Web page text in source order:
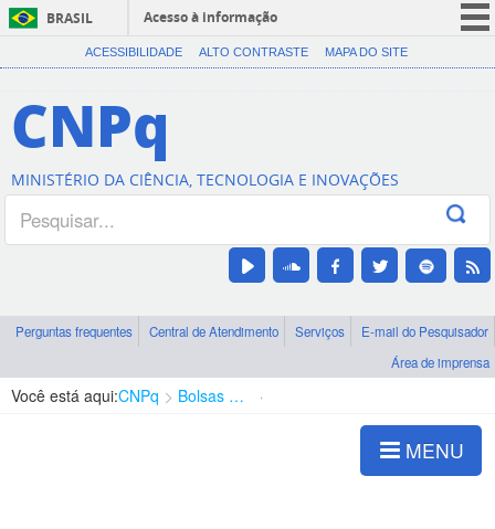
BRASIL
Acesso à informação
CORONAVÍRUS (COVID-19)
Canais
ACESSIBILIDADE ALTO CONTRASTE MAPA DO SITE
CNPq
MINISTÉRIO DA CIÊNCIA, TECNOLOGIA E INOVAÇÕES
Perguntas frequentes Central de Atendimento Serviços
E-mail do Pesquisador
Área de imprensa
Você está aqui:CNPq Bolsas e Auxílios Vigentes
MENU